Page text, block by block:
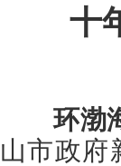
十
环渤
山市政府